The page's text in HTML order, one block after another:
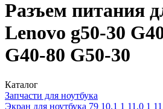
Разъем питания
Lenovo g50-30
G40-80 G50-30
Каталог
Запчасти для ноутбука
Экран для ноутбука 79 10.1 1 11.0 1